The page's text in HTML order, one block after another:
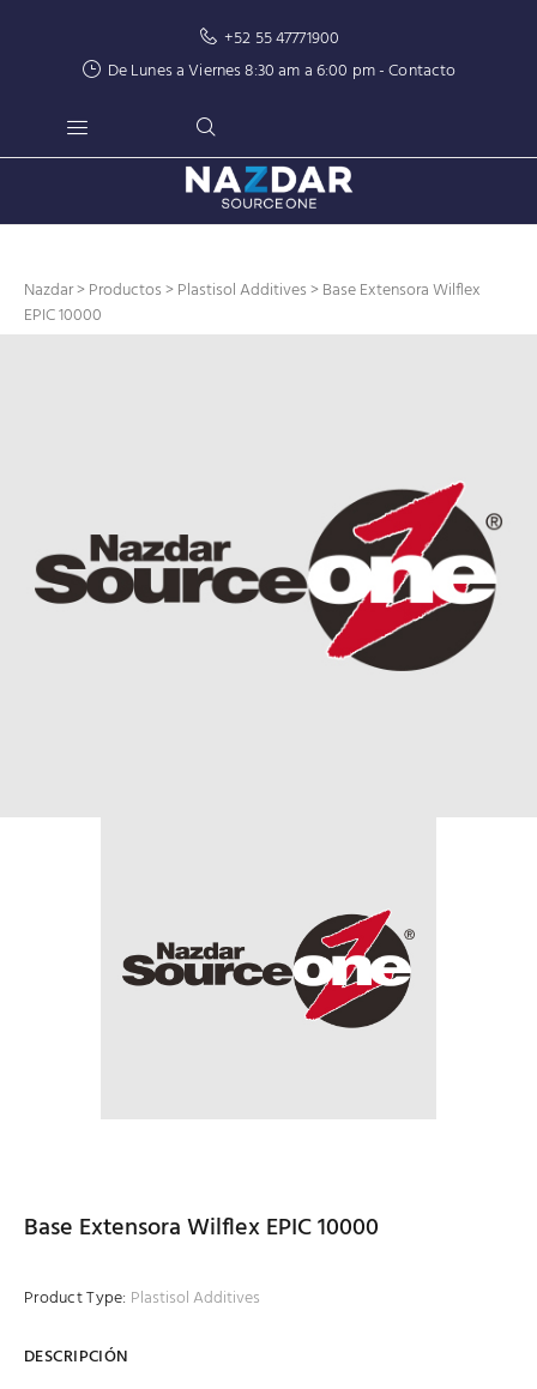
+52 55 47771900
De Lunes a Viernes 8:30 am a 6:00 pm -Contacto
Nazdar>Productos>Plastisol Additives> Base Extensora Wilflex
EPIC 10000
Base Extensora Wilflex EPIC 10000
Product Type: Plastisol Additives
DESCRIPCIÓN